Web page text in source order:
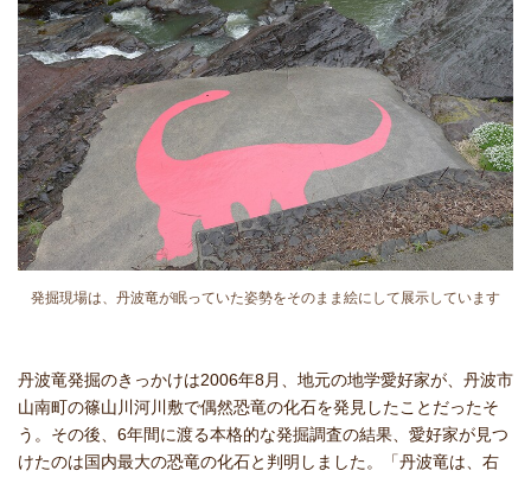
発掘現場は、丹波竜が眠っていた姿勢をそのまま絵にして展示しています
丹波竜発掘のきっかけは2006年8月、地元の地学愛好家が、丹波市
山南町の篠山川河川敷で偶然恐竜の化石を発見したことだったそ
う。その後、6年間に渡る本格的な発掘調査の結果、愛好家が見つ
けたのは国内最大の恐竜の化石と判明しました。「丹波竜は、右